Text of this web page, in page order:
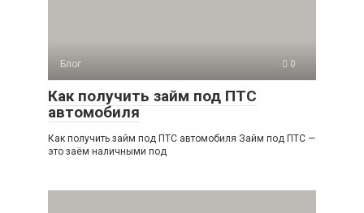
Блог 0
Как получить займ под ПТС
автомобиля
Как получить займ под ПТС автомобиля Займ под ПТС —
это заём наличными под